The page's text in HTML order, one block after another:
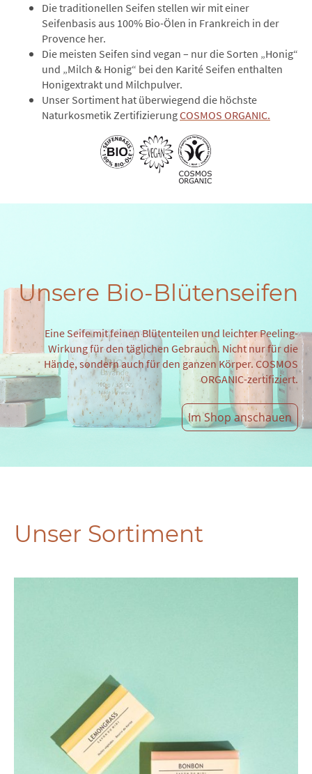
Die traditionellen Seifen stellen wir mit einer
Seifenbasis aus 100% Bio-Ölen in Frankreich in der
Provence her.
Die meisten Seifen sind vegan – nur die Sorten „Honig“
und „Milch & Honig“ bei den Karité Seifen enthalten
Honigextrakt und Milchpulver.
Unser Sortiment hat überwiegend die höchste
Naturkosmetik ZertifizierungCOSMOS ORGANIC.
Unsere Bio-Blütenseifen
Eine Seife mit feinen Blütenteilen und leichter Peeling-
Wirkung für den täglichen Gebrauch. Nicht nur für die
Hände, sondern auch für den ganzen Körper. COSMOS
ORGANIC-zertifiziert.
Im Shop anschauen
Unser Sortiment